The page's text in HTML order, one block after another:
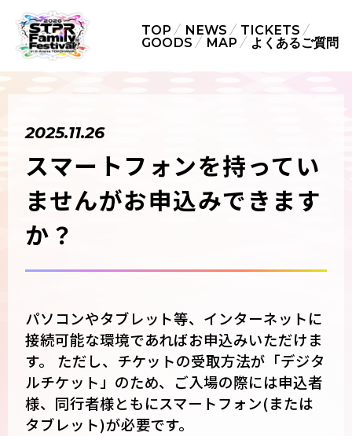
TOP NEWS
TICKETS
GOODS
MAP よくあるご質問
2025.11.26
スマートフォンを持ってい
ませんがお申込みできます
か？
パソコンやタブレット等、インターネットに
接続可能な環境であればお申込みいただけま
す。 ただし、チケットの受取方法が「デジタ
ルチケット」のため、ご入場の際には申込者
様、同行者様ともにスマートフォン(または
タブレット)が必要です。